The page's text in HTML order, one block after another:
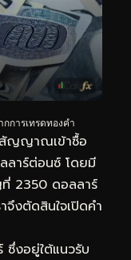
การเทรดทองคำ
สัญญาณเข้าซื้อ
ลาร์ต่อนซ์ โดยมี
ที่ 2350 ดอลลาร์
จึงตัดสินใจเปิดคำ
งอยู่ใต้แนวรับ